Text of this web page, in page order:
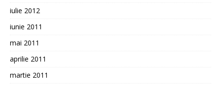
iulie 2012
iunie 2011
mai 2011
aprilie 2011
martie 2011